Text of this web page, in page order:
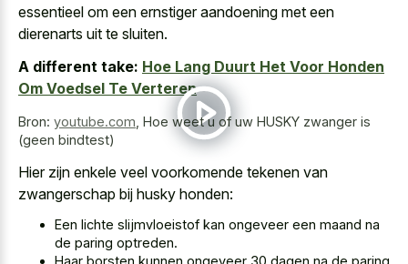
essentieel om een ernstiger aandoening met een
dierenarts uit te sluiten.
A different take: Hoe Lang Duurt Het Voor Honden
Om Voedsel Te Verteren
Bron: youtube.com Hoe weet u of uw HUSKY zwanger is
(geen bindtest)
Hier zijn enkele veel voorkomende tekenen van
zwangerschap bij husky honden:
Een lichte slijmvloeistof kan ongeveer een maand na
de paring optreden.